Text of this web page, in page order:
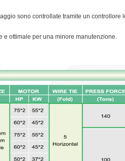
sono controllate tramite un controllore
e ottimale per una minore manutenzione.